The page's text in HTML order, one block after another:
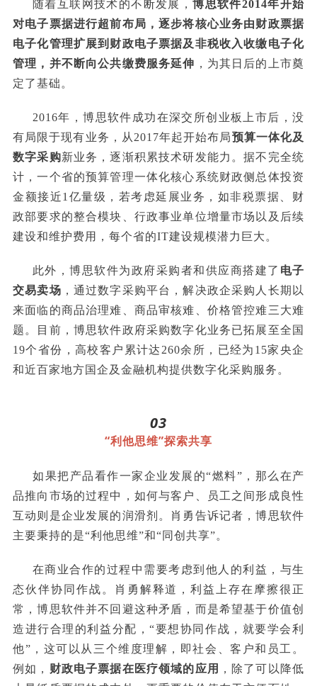
随着互联网技术的不断发展，博思软件2014年开始
对电子票据进行超前布局，逐步将核心业务由财政票据
电子化管理扩展到财政电子票据及非税收入收缴电子化
管理，并不断向公共缴费服务延伸 ，为其日后的上市奠
定了基础。
2016年，博思软件成功在深交所创业板上市后，没
有局限于现有业务，从2017年起开始布局预算一体化及
数字采购新业务，逐渐积累技术研发能力。据不完全统
计，一个省的预算管理一体化核心系统财政侧总体投资
金额接近1亿量级，若考虑延展业务，如非税票据、财
政部要求的整合模块、行政事业单位增量市场以及后续
建设和维护费用，每个省的IT建设规模潜力巨大。
此外，博思软件为政府采购者和供应商搭建了 电子
交易卖场 ，通过数字采购平台，解决政企采购人长期以
来面临的商品治理难、商品审核难、价格管控难三大难
题。目前，博思软件政府采购数字化业务已拓展至全国
19个省份，高校客户累计达260余所，已经为15家央企
和近百家地方国企及金融机构提供数字化采购服务。
03
“利他思维”探索共享
如果把产品看作一家企业发展的“燃料”，那么在产
品推向市场的过程中，如何与客户、员工之间形成良性
互动则是企业发展的润滑剂。肖勇告诉记者，博思软件
主要秉持的是“利他思维”和“同创共享”。
在商业合作的过程中需要考虑到他人的利益，与生
态伙伴协同作战。肖勇解释道，利益上存在摩擦很正
常，博思软件并不回避这种矛盾，而是希望基于价值创
造进行合理的利益分配，“要想协同作战，就要学会利
他”，这可以从三个维度理解，即社会、客户和员工。
例如， 财政电子票据在医疗领域的应用
，除了可以降低